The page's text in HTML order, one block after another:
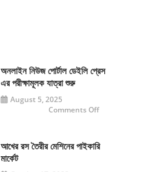
অনলাইন নিউজ পোর্টাল ডেইলি প্রেস
এর পরীক্ষামূলক যাত্রা শুরু
August 5, 2025
Comments Offon
প্রেস
এর
আখের রস তৈরীর মেশিনের পাইকারি
মার্কেট